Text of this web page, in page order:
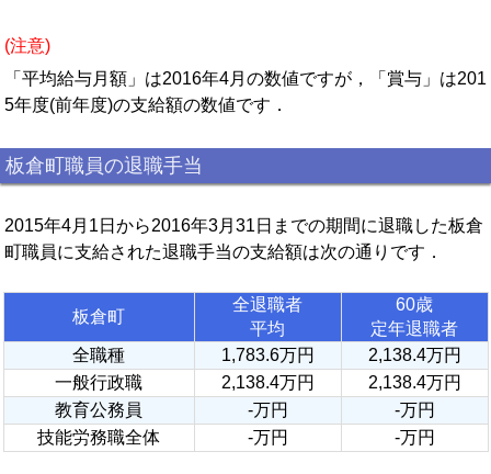
(注意)
「平均給与月額」は2016年4月の数値ですが，「賞与」は201
5年度(前年度)の支給額の数値です．
板倉町職員の退職手当
2015年4月1日から2016年3月31日までの期間に退職した板倉
町職員に支給された退職手当の支給額は次の通りです．
板倉町
全退職者
平均
60歳
定年退職者
全職種
1,783.6万円
2,138.4万円
一般行政職
2,138.4万円
2,138.4万円
教育公務員
-万円
-万円
技能労務職全体
-万円 -万円